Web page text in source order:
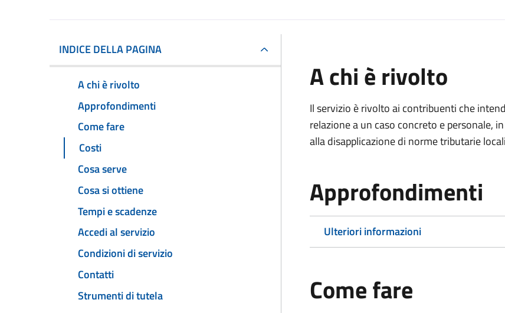
INDICE DELLA PAGINA
A chi è rivolto
Approfondimenti
Come fare
Costi
Cosa serve
Cosa si ottiene
Tempi e scadenze
Accedi al servizio
Condizioni di servizio
Contatti
Strumenti di tutela
A chi è rivolto
Il servizio è rivolto ai contribuenti che
relazione a un caso concreto e personale,
alla disapplicazione di norme tributarie
Approfondimenti
Ulteriori informazioni
Come fare